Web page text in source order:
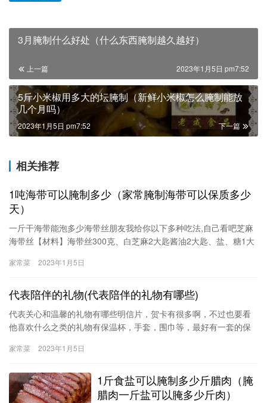
3月腌制什么好处（什么东西腌制越久越好）
上一篇 2023年1月5日 pm7:52
5斤小米椒用多大的坛腌制（新鲜小米椒怎么腌制能放
几个月吗）
下一篇
2023年1月5日 pm7:52
相关推荐
1吨海带可以腌制多少（家常腌制海带可以保质多少
天）
一斤干海带能泡多少海带丝朋友我给你以下多种吃法,自己看吧芝麻
海带丝【材料】海带丝300克、白芝麻2大匙酱油2大匙、盐、糖1大
箱烤熟后，盛出放凉备用。2.海带丝加水（盖过海带丝）煮沸后，捞
【老师说】1.煮海带丝时在水中加1大匙醋，可使海
家常菜 2023年1月5日
代表陪伴的礼物(代表陪伴的礼物有哪些)
代表关心和温馨的礼物有哪些明信片，贺卡有很多啊，不过也要看
他喜欢什么之类的礼物有保温杯，手套，围巾等，最好有一套的保
手链。项链的含义，最直接的想法就是“想念”，不需要华丽的语言修
还具有守护的意思。收下我送你的项链
家常菜 2023年1月5日
1斤食盐可以腌制多少斤腊肉（腌
腊肉一斤盐可以腌多少斤肉）